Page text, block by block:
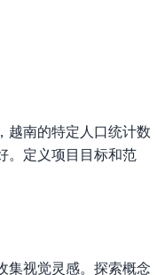
越南的特定人口统计数
。定义项目目标和范
集视觉灵感。探索概念